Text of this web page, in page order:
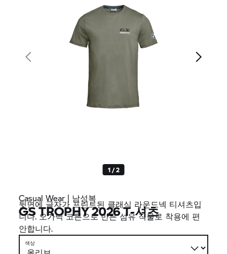
1 / 2
Casual Wear | 남성복
GS TROPHY2026 T-셔츠
뒷면에 글자가 프린트된 클래식 라운드넥 티셔츠입
니다. 오가닉 코튼으로 만든 섬유 직물로 착용에 편
안합니다.
색상